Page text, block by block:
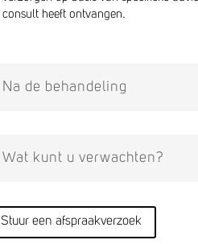
consult heeft ontvangen.
Na de behandeling
Wat kunt u verwachten?
Stuur een afspraakverzoek